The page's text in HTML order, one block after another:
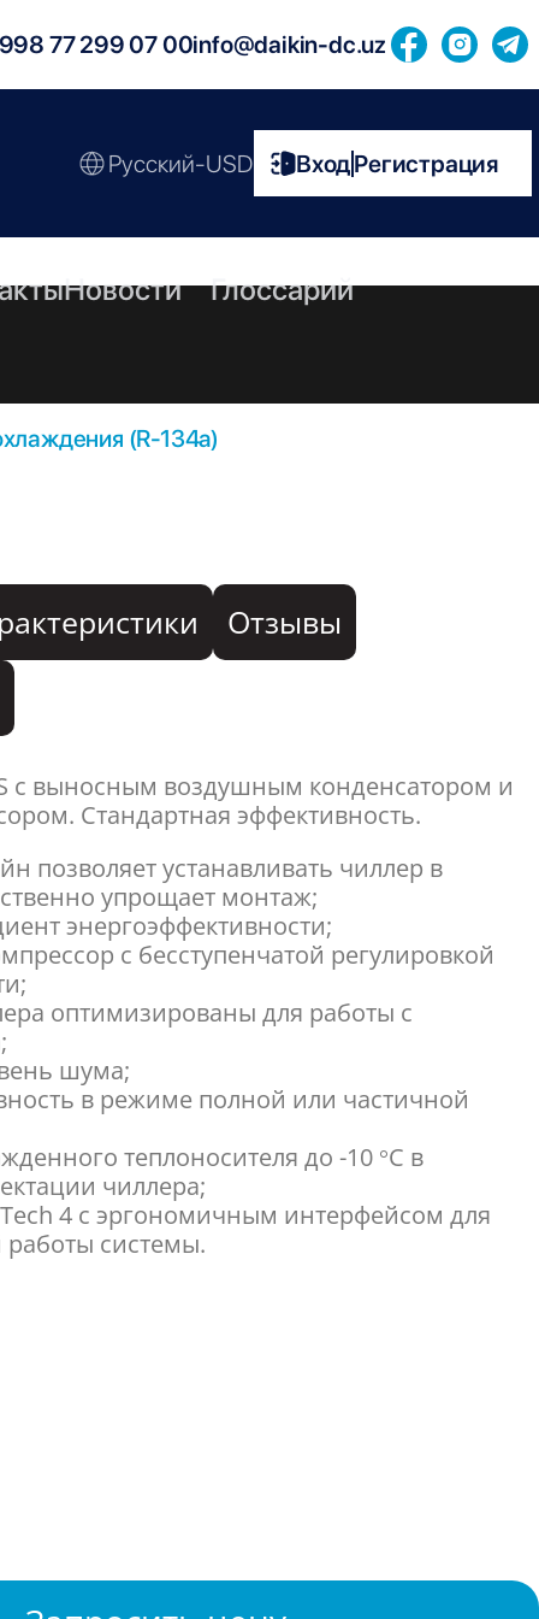
77 299 07 00info@daikin-dc.uz
Русский-USD ВходРегистрация
Новости Глоссарий
(R-134a)
Отзывы
с выносным воздушным конденсатором и
Стандартная эффективность.
позволяет устанавливать чиллер в
упрощает монтаж;
энергоэффективности;
с бесступенчатой регулировкой
оптимизированы для работы с
шума;
в режиме полной или частичной
теплоносителя до -10 °С в
чиллера;
4 с эргономичным интерфейсом для
системы.